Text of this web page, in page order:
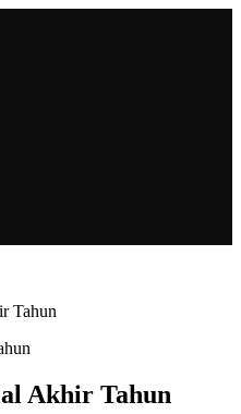
Tahun
Akhir Tahun